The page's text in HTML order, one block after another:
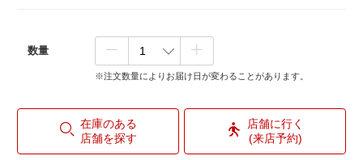
数量
※注文数量によりお届け日が変わることがあります。
在庫のある
店舗を探す
店舗に行く
(来店予約)